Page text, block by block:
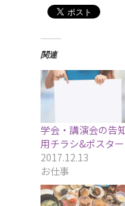
関連
学会・講演会の告
用チラシ&ポスター
2017.12.13
お仕事